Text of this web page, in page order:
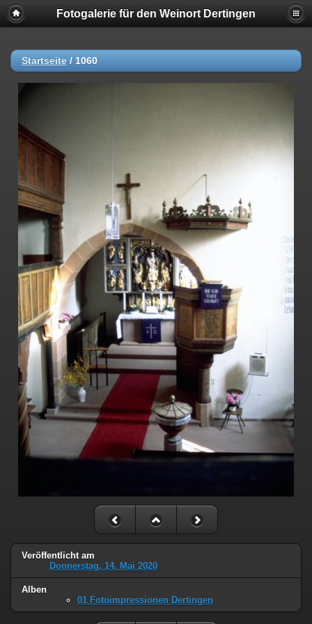
Fotogalerie für den Weinort Dertingen
Startseite / 1060
Veröffentlicht am
Donnerstag, 14. Mai 2020
Alben
01 Fotoimpressionen Dertingen